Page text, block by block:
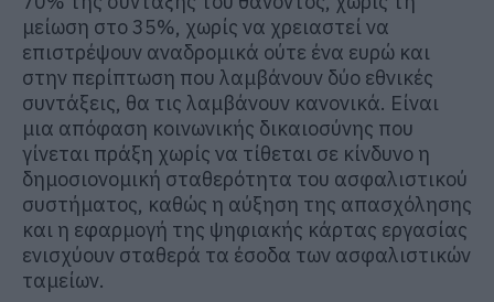
μείωση στο 35%, χωρίς να χρειαστεί να
επιστρέψουν αναδρομικά ούτε ένα ευρώ και
στην περίπτωση που λαμβάνουν δύο εθνικές
συντάξεις, θα τις λαμβάνουν κανονικά. Είναι
μια απόφαση κοινωνικής δικαιοσύνης που
γίνεται πράξη χωρίς να τίθεται σε κίνδυνο η
δημοσιονομική σταθερότητα του ασφαλιστικού
συστήματος, καθώς η αύξηση της απασχόλησης
και η εφαρμογή της ψηφιακής κάρτας εργασίας
ενισχύουν σταθερά τα έσοδα των ασφαλιστικών
ταμείων.